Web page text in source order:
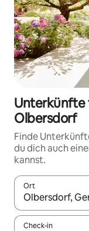
Unterkünfte
Olbersdorf
Finde
du dich auch
kannst.
Ort
Wenn
Check-in